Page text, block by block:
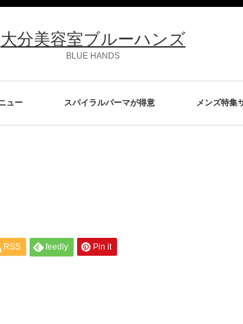
大分美容室ブルーハンズ
BLUE HANDS
ュー スパイラルパーマが得意 メンズ特集
RSS feedly Pin it